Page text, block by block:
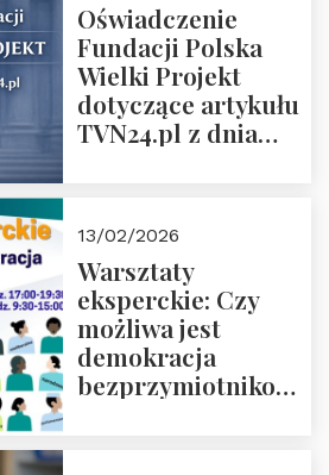
Oświadczenie
Fundacji Polska
Wielki Projekt
dotyczące artykułu
TVN24.pl z dnia
13/02/2026
Warsztaty
eksperckie: Czy
możliwa jest
demokracja
bezprzymiotnikowa?